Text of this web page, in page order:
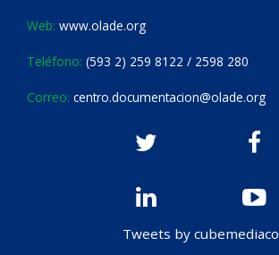
Web: www.olade.org
Teléfono: (593 2) 259 8122 / 2598 280
Correo: centro.documentacion@olade.org
Tweets by cubemediaco